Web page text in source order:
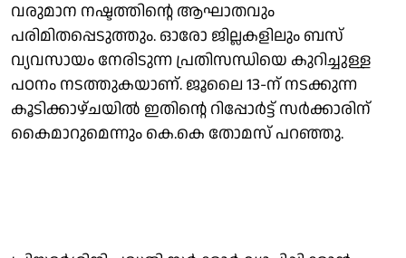
വരുമാന നഷ്ടത്തിന്റെ ആഘാതവും
പരിമിതപ്പെടുത്തും. ഓരോ ജില്ലകളിലും ബസ്
വ്യവസായം നേരിടുന്ന പ്രതിസന്ധിയെ കുറിച്ചുള്ള
പഠനം നടത്തുകയാണ്. ജൂലൈ 13-ന് നടക്കുന്ന
കൂടിക്കാഴ്ചയിൽ ഇതിന്റെ റിപ്പോർട്ട് സർക്കാരിന്
കൈമാറുമെന്നും കെ.കെ തോമസ് പറഞ്ഞു.